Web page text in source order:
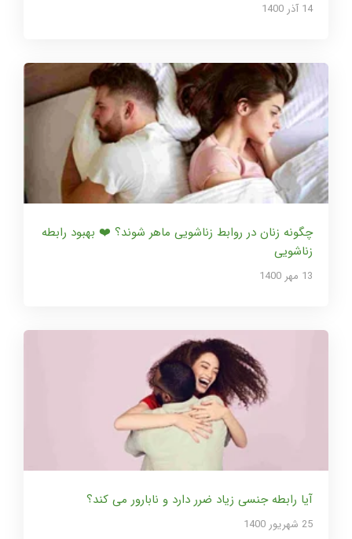
14 آذر 1400
چگونه زنان در روابط زناشویی ماهر شوند؟ ❤️ بهبود رابطه
زناشویی
13 مهر 1400
آیا رابطه جنسی زیاد ضرر دارد و نابارور می کند؟
25 شهریور 1400